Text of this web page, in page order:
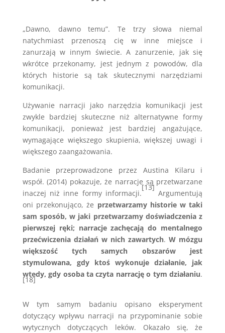
„Dawno, dawno temu”. Te trzy słowa niemal
natychmiast przenoszą cię w inne miejsce i
zanurzają w innym świecie. A zanurzenie, jak się
wkrótce przekonamy, jest jednym z powodów, dla
których historie są tak skutecznymi narzędziami
komunikacji.
Używanie narracji jako narzędzia komunikacji jest
zwykle bardziej skuteczne niż alternatywne formy
komunikacji, ponieważ jest bardziej angażujące,
wymagające większego skupienia, większej uwagi i
większego zaangażowania.
Badanie przeprowadzone przez Austina Kilaru i
współ. (2014) pokazuje, że narracje są przetwarzane
inaczej niż inne formy informacji.
[13]
Argumentują
oni przekonująco, że przetwarzamy historie w taki
sam sposób, w jaki przetwarzamy doświadczenia z
pierwszej ręki; narracje zachęcają do mentalnego
przećwiczenia działań w nich zawartych.W mózgu
większość tych samych obszarów jest
stymulowana, gdy ktoś wykonuje działanie, jak
wtedy, gdy osoba ta czyta narrację o tym działaniu.
[18]
W tym samym badaniu opisano eksperyment
dotyczący wpływu narracji na przypominanie sobie
wytycznych dotyczących leków. Okazało się, że